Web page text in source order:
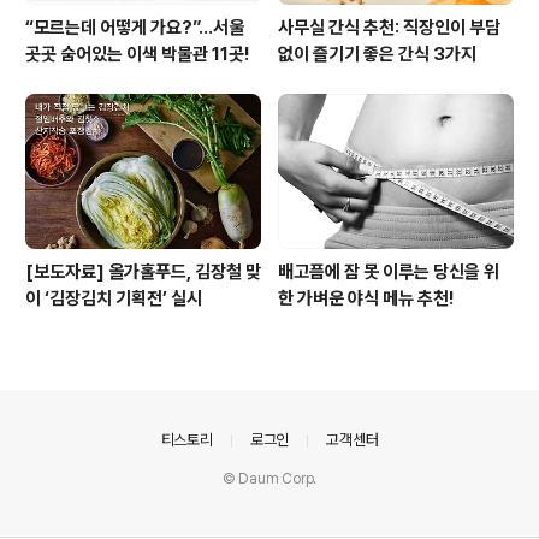
“모르는데 어떻게 가요?”...서울
곳곳 숨어있는 이색 박물관 11곳!
사무실 간식 추천: 직장인이 부담
없이 즐기기 좋은 간식 3가지
[보도자료] 올가홀푸드, 김장철 맞
이 ‘김장김치 기획전’ 실시
배고픔에 잠 못 이루는 당신을 위
한 가벼운 야식 메뉴 추천!
티스토리 로그인 고객센터
© Daum Corp.